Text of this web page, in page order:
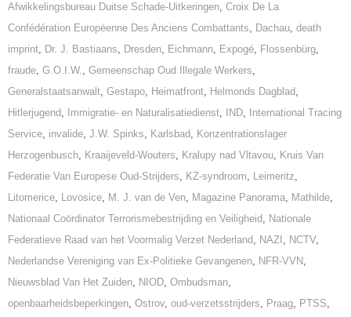
Afwikkelingsbureau Duitse Schade-Uitkeringen, Croix De La
Confédération Européenne Des Anciens Combattants, Dachau, death
imprint, Dr. J. Bastiaans, Dresden, Eichmann, Expogé, Flossenbürg,
fraude, G.O.I.W., Gemeenschap Oud Illegale Werkers,
Generalstaatsanwalt, Gestapo, Heimatfront, Helmonds Dagblad,
Hitlerjugend, Immigratie- en Naturalisatiedienst, IND,
International Tracing
Service, invalide, J.W. Spinks, Karlsbad, Konzentrationslager
Herzogenbusch, Kraaijeveld-Wouters, Kralupy nad Vltavou, Kruis Van
Federatie Van Europese Oud-Strijders, KZ-syndroom, Leimeritz,
Litomerice, Lovosice, M. J. van de Ven, Magazine Panorama, Mathilde,
Nationaal Coördinator Terrorismebestrijding en Veiligheid, Nationale
Federatieve Raad van het Voormalig Verzet Nederland, NAZI , NCTV,
Nederlandse Vereniging van Ex-Politieke Gevangenen, NFR-VVN,
Nieuwsblad Van Het Zuiden, NIOD, Ombudsman,
openbaarheidsbeperkingen, Ostrov, oud-verzetsstrijders, Praag, PTSS,